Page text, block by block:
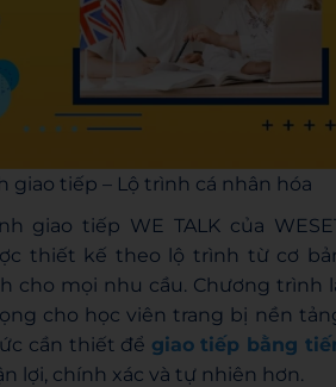
giao tiếp – Lộ trình cá nhân hóa
giao tiếp WE TALK của
thiết kế theo lộ trình từ cơ
cho mọi nhu cầu. Chương trình
cho học viên trang bị nền
cần thiết để giao tiếp bằng
lợi, chính xác và tự nhiên hơn.